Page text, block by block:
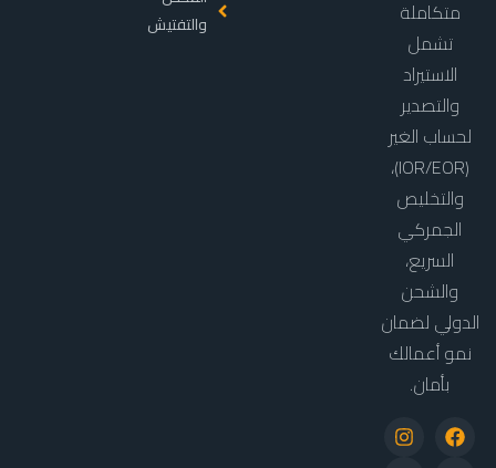
متكاملة
تشمل
الاستيراد
والتصدير
لحساب الغير
(IOR/EOR)،
والتخليص
الجمركي
السريع،
والشحن
الدولي لضمان
نمو أعمالك
بأمان.
والتفتيش